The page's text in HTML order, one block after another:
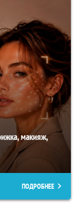
макияж,
ПОДРОБНЕЕ